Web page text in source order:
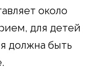
около
для детей
должна быть